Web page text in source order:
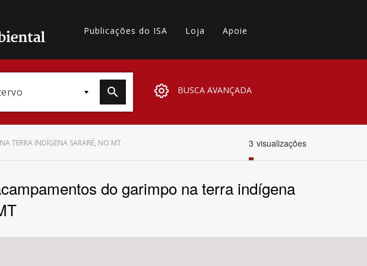
Publicações do ISA Loja Apoie
BUSCA AVANÇADA
TERRA INDÍGENA SARARÉ, NO MT 3 visualizações
do garimpo na terra indígena